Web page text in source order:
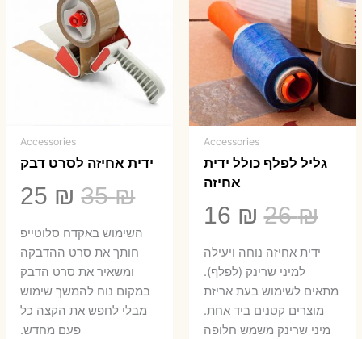
Accessories
גליל לפלף כולל ידית
אחיזה
26₪
המחיר
המקורי
היה:
26 ₪.
16 ₪
הנוכחי
ידית אחיזה נוחה ויעילה
למיני שרינק (לפלף).
מתאים לשימוש בעת אריזת
מוצרים קטנים ביד אחת.
​מיני שרינק משמש חלופה
Accessories
ידית אחיזה לסרט דבק
35₪
המחיר
המקורי
היה:
35 ₪.
25 ₪
₪.
השימוש באקדח סלוטייפ
חותך את סרט ההדבקה
ומשאיר את סרט הדבק
במקום נוח להמשך שימוש
מבלי לחפש את הקצה כל
פעם מחדש.